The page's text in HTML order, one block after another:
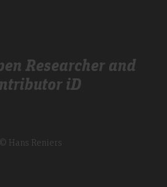
Researcher and
iD
© Hans Reniers